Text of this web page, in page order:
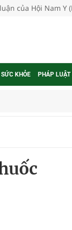
của Hội Nam Y
KHỎE PHÁP